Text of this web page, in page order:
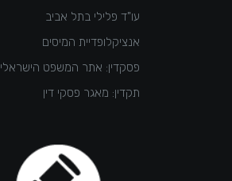
עו"ד פלילי בתל אביב
אנציקלופדיית המיסים
פסקדין: אתר המשפט הישראלי
תקדין: מאגר פסקי דין